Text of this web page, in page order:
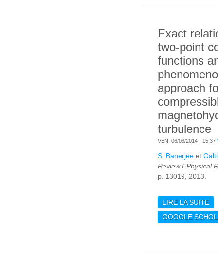
Exact
two-point
functions
approach
turbulence
VEN, 06/06/2014 - 15:37
S. Banerjee et
Review EPhysical
p. 13019, 2013.
LIRE LA SUITE
GOOGLE